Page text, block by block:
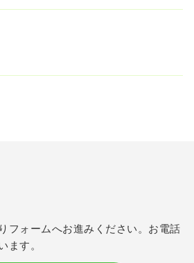
フォームへお進みください。お電話
ます。